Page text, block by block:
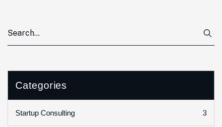
Categories
Startup Consulting 3